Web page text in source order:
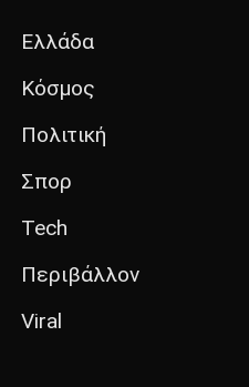
Ελλάδα
Κόσμος
Πολιτική
Σπορ
Tech
Περιβάλλον
Viral